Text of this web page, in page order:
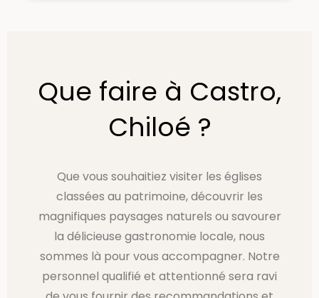
Que faire à Castro,
Chiloé ?
Que vous souhaitiez visiter les églises
classées au patrimoine, découvrir les
magnifiques paysages naturels ou savourer
la délicieuse gastronomie locale, nous
sommes là pour vous accompagner. Notre
personnel qualifié et attentionné sera ravi